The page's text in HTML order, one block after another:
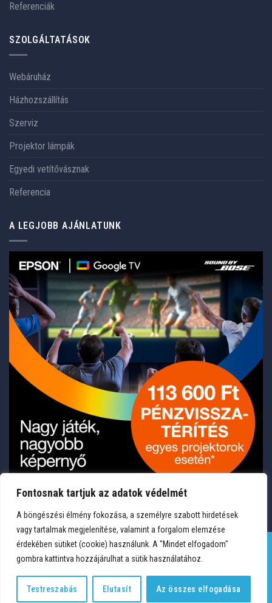
Fontosnak tartjuk az adatok védelmét
A böngészési élmény fokozása, a személyre szabott hirdetések
vagy tartalmak megjelenítése, valamint a forgalom elemzése
érdekében sütiket (cookie) használunk. A "Mindet elfogadom"
gombra kattintva hozzájárulhat a sütik használatához.
Testreszabás Elutasít Az összes elfogadása
Referenciák
SZOLGÁLTATÁSOK
Webáruház
Házhozszállítás
Szerviz
Projektor lámpák
Egyedi vetítővásznak
Referencia
A LEGJOBB AJÁNLATUNK
Copyright 2026 © Medium Hungary Kft. Minden jog fenntartva.